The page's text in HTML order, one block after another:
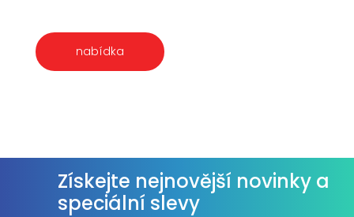
nabídka
Získejte nejnovější novinky a
speciální slevy